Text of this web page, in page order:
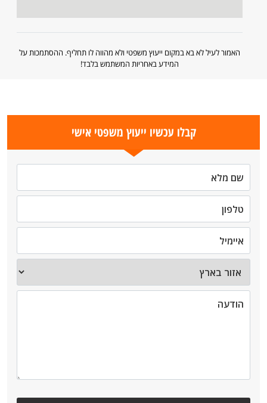
האמור לעיל לא בא במקום ייעוץ משפטי ולא מהווה לו תחליף. ההסתמכות על
המידע באחריות המשתמש בלבד!
קבלו עכשיו ייעוץ משפטי אישי